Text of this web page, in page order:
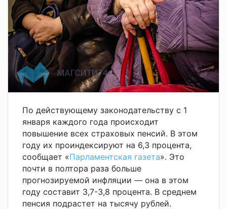
По действующему законодательству с 1
января каждого года происходит
повышение всех страховых пенсий. В этом
году их проиндексируют на 6,3 процента,
сообщает «Парламентская газета». Это
почти в полтора раза больше
прогнозируемой инфляции — она в этом
году составит 3,7-3,8 процента. В среднем
пенсия подрастет на тысячу рублей.